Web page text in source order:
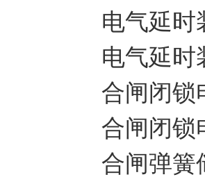
电气延时
电气延时
合闸闭锁
合闸闭锁
合闸弹簧